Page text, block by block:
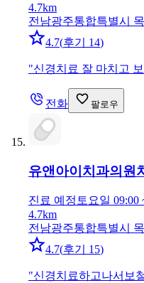
4.7km
전남광주통합특별시
4.7(후기 14)
"신경치료 잘 마치고
전화 팔로우
유앤아이치과의원
진료 예정 토요일 09:00
4.7km
전남광주통합특별시
4.7(후기 15)
"신경치료하고나서보